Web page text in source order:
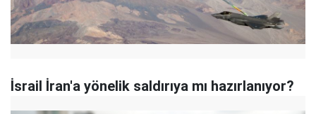
İsrail İran'a yönelik saldırıya mı hazırlanıyor?